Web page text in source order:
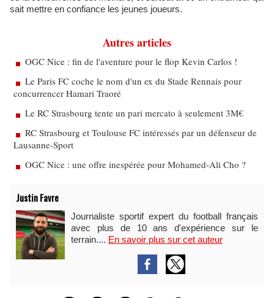
sait mettre en confiance les jeunes joueurs.
Autres articles
OGC Nice : fin de l'aventure pour le flop Kevin Carlos !
Le Paris FC coche le nom d'un ex du Stade Rennais pour
concurrencer Hamari Traoré
Le RC Strasbourg tente un pari mercato à seulement 3M€
RC Strasbourg et Toulouse FC intéressés par un défenseur de
Lausanne-Sport
OGC Nice : une offre inespérée pour Mohamed-Ali Cho ?
Justin Favre
Journaliste sportif expert du football français
avec plus de 10 ans d'expérience sur le
terrain.... En savoir plus sur cet auteur